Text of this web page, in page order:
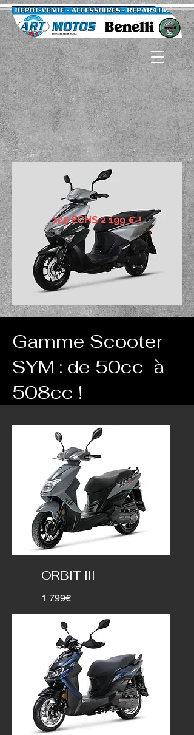
Gamme Scooter
SYM : de 50cc à
508cc !
ORBIT III
1 799€